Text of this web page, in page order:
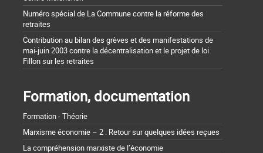
Numéro spécial de La Commune contre la réforme des
retraites
Contribution au bilan des grèves et des manifestations de
mai-juin 2003 contre la décentralisation et le projet de loi
Fillon sur les retraites
Formation, documentation
Formation - Théorie
Marxisme économie – 2 : Retour sur quelques idées reçues
La compréhension marxiste de l’économie